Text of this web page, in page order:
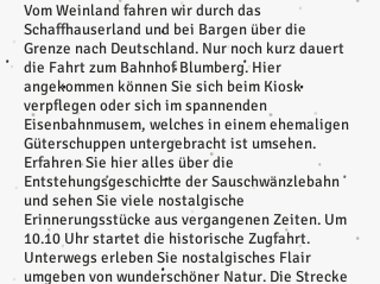
Vom Weinland fahren wir durch das
Schaffhauserland und bei Bargen über die
Grenze nach Deutschland. Nur noch kurz dauert
die Fahrt zum Bahnhof Blumberg. Hier
angekommen können Sie sich beim Kiosk
verpflegen oder sich im spannenden
Eisenbahnmusem, welches in einem ehemaligen
Güterschuppen untergebracht ist umsehen.
Erfahren Sie hier alles über die
Entstehungsgeschichte der Sauschwänzlebahn
und sehen Sie viele nostalgische
Erinnerungsstücke aus vergangenen Zeiten. Um
10.10 Uhr startet die historische Zugfahrt.
Unterwegs erleben Sie nostalgisches Flair
umgeben von wunderschöner Natur. Die Strecke